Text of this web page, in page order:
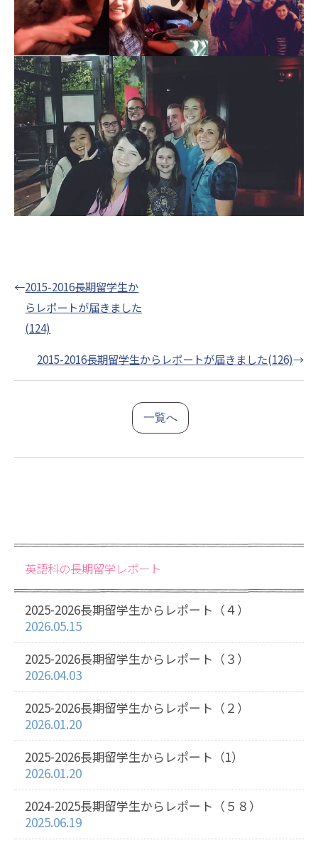
←2015-2016長期留学生か
らレポートが届きました
(124)
2015-2016長期留学生からレポートが届きました(126)→
一覧へ
英語科の長期留学レポート
2025-2026長期留学生からレポート（４）
2026.05.15
2025-2026長期留学生からレポート（３）
2026.04.03
2025-2026長期留学生からレポート（２）
2026.01.20
2025-2026長期留学生からレポート（1）
2026.01.20
2024-2025長期留学生からレポート（５８）
2025.06.19